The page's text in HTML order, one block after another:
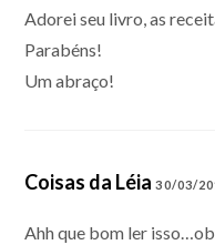
Adorei seu livro, as
Parabéns!
Um abraço!
Coisas da Léia 30/03/
Ahh que bom ler